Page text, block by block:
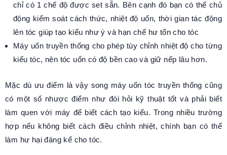
chỉ có 1 chế độ được set sẵn. Bên cạnh đó bạn có thể chủ
động kiểm soát cách thức, nhiệt độ uốn, thời gian tác động
lên tóc giúp tạo kiểu như ý và hạn chế hư tổn cho tóc
Máy uốn truyền thống cho phép tùy chỉnh nhiệt độ cho từng
kiểu tóc, nên tóc uốn có độ bền cao và giữ nếp lâu hơn.
Mặc dù ưu điểm là vậy song máy uốn tóc truyền thống cũng
có một số nhược điểm như đòi hỏi kỹ thuật tốt và phải biết
làm quen với máy để biết cách tạo kiểu. Trong nhiều trường
hợp nếu không biết cách điều chỉnh nhiệt, chính bạn có thể
làm hư hại đáng kể cho tóc.